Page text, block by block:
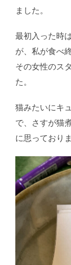
ました。
最初入った時
が、私が食べ
その女性のス
た。
猫みたいにキ
で、さすが猫
に思っており